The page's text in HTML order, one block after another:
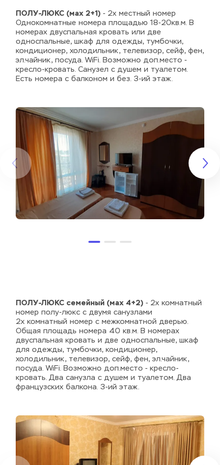
ПОЛУ-ЛЮКС (мах 2+1) - 2х местный номер
Однокомнатные номера площадью 18-20кв.м. В
номерах двуспальная кровать или две
односпальные, шкаф для одежды, тумбочки,
кондиционер, холодильник, телевизор, сейф, фен,
эл.чайник, посуда. WiFi. Возможно доп.место -
кресло-кровать. Санузел с душем и туалетом.
Есть номера с балконом и без. 3-ий этаж.
ПОЛУ-ЛЮКС семейный (мах 4+2) - 2х комнатный
номер полу-люкс с двумя санузлами
2х комнатный номер с межкомнатной дверью.
Общая площадь номера 40 кв.м. В номерах
двуспальная кровать и две односпальные, шкаф
для одежды, тумбочки, кондиционер,
холодильник, телевизор, сейф, фен, эл.чайник,
посуда. WiFi. Возможно доп.место - кресло-
кровать. Два санузла с душем и туалетом. Два
французских балкона. 3-ий этаж.